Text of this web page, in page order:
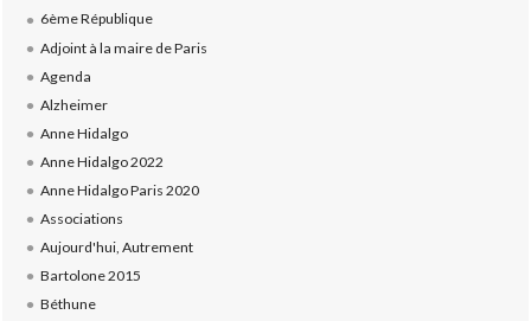
6ème République
Adjoint à la maire de Paris
Agenda
Alzheimer
Anne Hidalgo
Anne Hidalgo 2022
Anne Hidalgo Paris 2020
Associations
Aujourd'hui, Autrement
Bartolone 2015
Béthune